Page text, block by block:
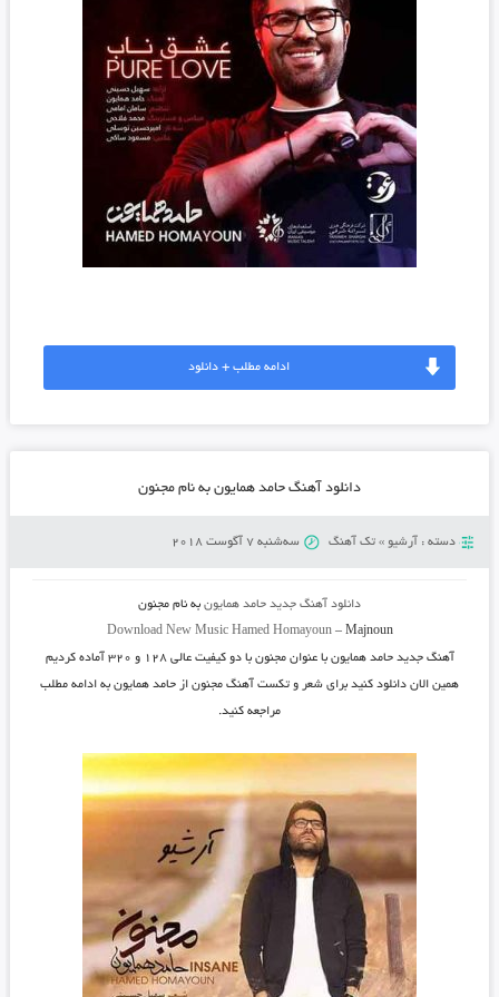
ادامه مطلب + دانلود
دانلود آهنگ حامد همایون به نام مجنون
دسته : آرشیو » تک آهنگ سه‌شنبه 7 آگوست 2018
دانلود آهنگ جدید حامد همایونبه نام مجنون
Download New Music Hamed Homayoun– Majnoun
آهنگ جدیدحامد همایون با عنوانمجنون با دو کیفیت عالی ۱۲۸ و ۳۲۰ آماده کردیم
همین الان دانلود کنید برای شعر و تکست آهنگ مجنون از حامد همایون به ادامه مطلب
مراجعه کنید.